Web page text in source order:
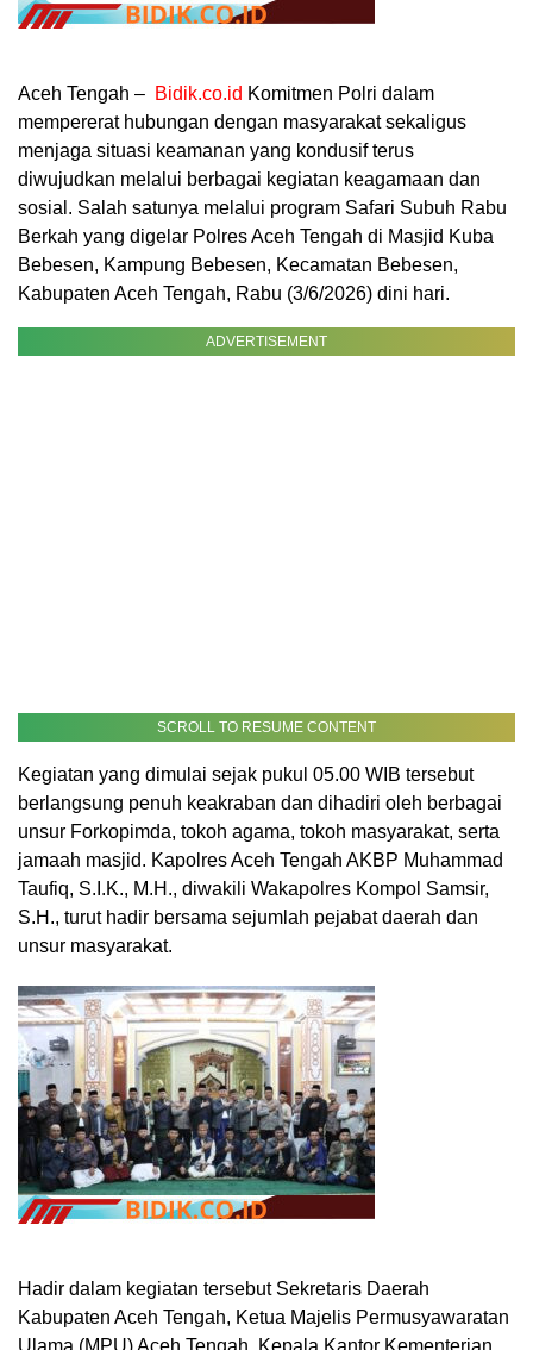
Aceh Tengah – Bidik.co.id Komitmen Polri dalam
mempererat hubungan dengan masyarakat sekaligus
menjaga situasi keamanan yang kondusif terus
diwujudkan melalui berbagai kegiatan keagamaan dan
sosial. Salah satunya melalui program Safari Subuh Rabu
Berkah yang digelar Polres Aceh Tengah di Masjid Kuba
Bebesen, Kampung Bebesen, Kecamatan Bebesen,
Kabupaten Aceh Tengah, Rabu (3/6/2026) dini hari.
ADVERTISEMENT
SCROLL TO RESUME CONTENT
Kegiatan yang dimulai sejak pukul 05.00 WIB tersebut
berlangsung penuh keakraban dan dihadiri oleh berbagai
unsur Forkopimda, tokoh agama, tokoh masyarakat, serta
jamaah masjid. Kapolres Aceh Tengah AKBP Muhammad
Taufiq, S.I.K., M.H., diwakili Wakapolres Kompol Samsir,
S.H., turut hadir bersama sejumlah pejabat daerah dan
unsur masyarakat.
Hadir dalam kegiatan tersebut Sekretaris Daerah
Kabupaten Aceh Tengah, Ketua Majelis Permusyawaratan
Ulama (MPU) Aceh Tengah, Kepala Kantor Kementerian